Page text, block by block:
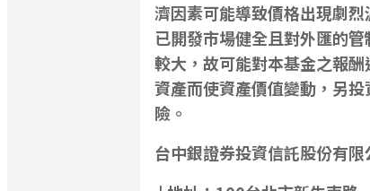
濟因素可能導致價格出現劇
已開發市場健全且對外匯的
較大，故可能對本基金之報
資產而使資產價值變動，另
險。
台中銀證券投資信託股份有限